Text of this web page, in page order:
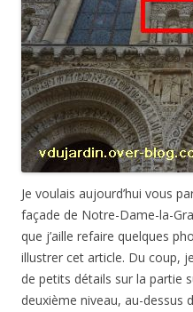
Je voulais aujourd’hui vous
façade de Notre-Dame-la-
que j’aille refaire quelques
illustrer cet article. Du coup,
de petits détails sur la partie
deuxième niveau, au-dessus